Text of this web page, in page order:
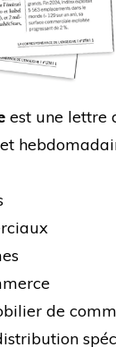
est une lettre
de